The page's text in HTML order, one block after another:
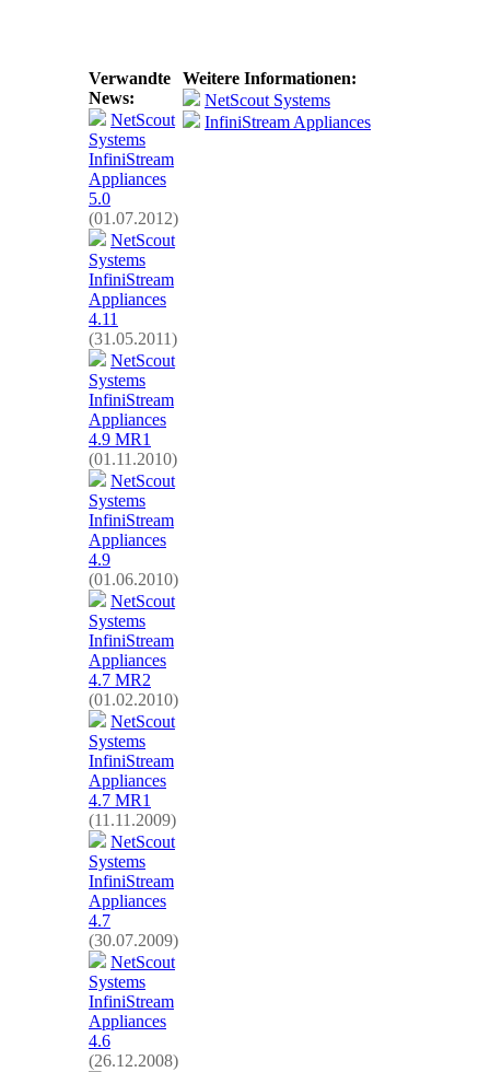
Verwandte
News:
NetScout
Systems
InfiniStream
Appliances
5.0
(01.07.2012)
NetScout
Systems
InfiniStream
Appliances
4.11
(31.05.2011)
NetScout
Systems
InfiniStream
Appliances
4.9 MR1
(01.11.2010)
NetScout
Systems
InfiniStream
Appliances
4.9
(01.06.2010)
NetScout
Systems
InfiniStream
Appliances
4.7 MR2
(01.02.2010)
NetScout
Systems
InfiniStream
Appliances
4.7 MR1
(11.11.2009)
NetScout
Systems
InfiniStream
Appliances
4.7
(30.07.2009)
NetScout
Systems
InfiniStream
Appliances
4.6
(26.12.2008)
Weitere Informationen:
NetScout Systems
InfiniStream Appliances